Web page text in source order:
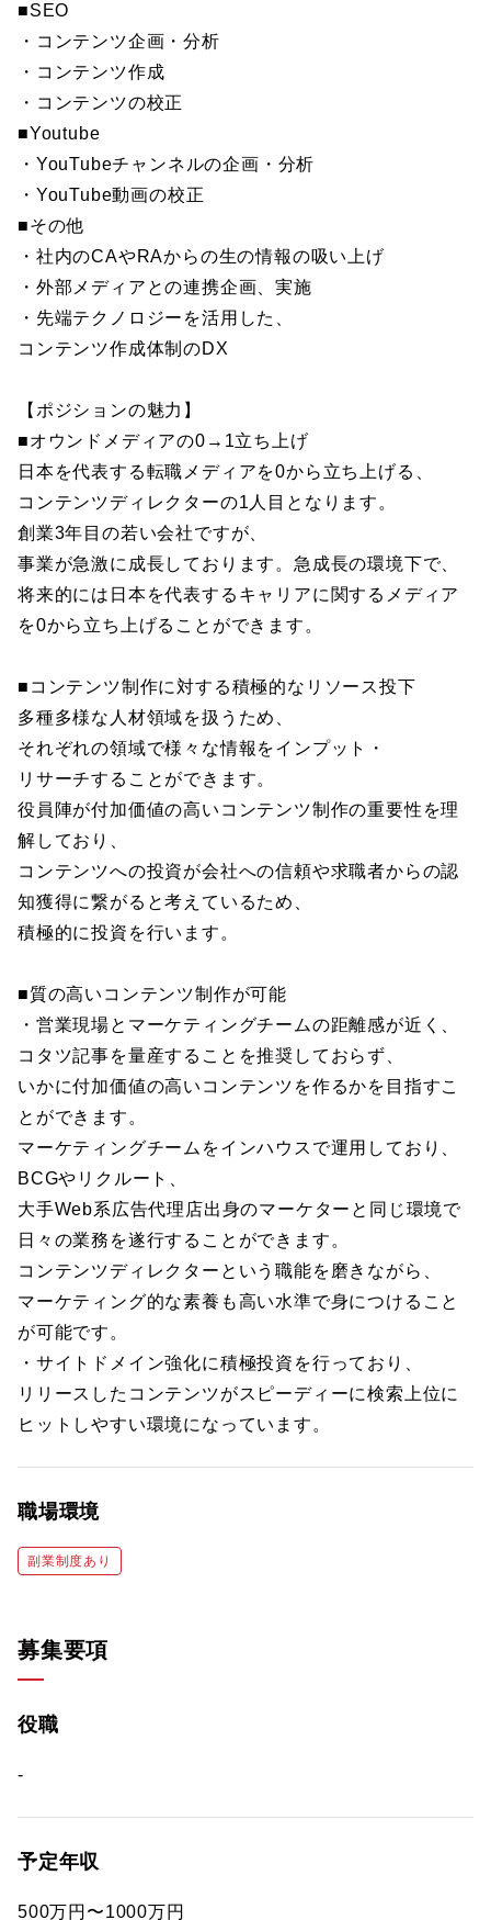
■SEO
・コンテンツ企画・分析
・コンテンツ作成
・コンテンツの校正
■Youtube
・YouTubeチャンネルの企画・分析
・YouTube動画の校正
■その他
・社内のCAやRAからの生の情報の吸い上げ
・外部メディアとの連携企画、実施
・先端テクノロジーを活用した、
コンテンツ作成体制のDX
【ポジションの魅力】
■オウンドメディアの0→1立ち上げ
日本を代表する転職メディアを0から立ち上げる、
コンテンツディレクターの1人目となります。
創業3年目の若い会社ですが、
事業が急激に成長しております。急成長の環境下で、
将来的には日本を代表するキャリアに関するメディア
を0から立ち上げることができます。
■コンテンツ制作に対する積極的なリソース投下
多種多様な人材領域を扱うため、
それぞれの領域で様々な情報をインプット・
リサーチすることができます。
役員陣が付加価値の高いコンテンツ制作の重要性を理
解しており、
コンテンツへの投資が会社への信頼や求職者からの認
知獲得に繋がると考えているため、
積極的に投資を行います。
■質の高いコンテンツ制作が可能
・営業現場とマーケティングチームの距離感が近く、
コタツ記事を量産することを推奨しておらず、
いかに付加価値の高いコンテンツを作るかを目指すこ
とができます。
マーケティングチームをインハウスで運用しており、
BCGやリクルート、
大手Web系広告代理店出身のマーケターと同じ環境で
日々の業務を遂行することができます。
コンテンツディレクターという職能を磨きながら、
マーケティング的な素養も高い水準で身につけること
が可能です。
・サイトドメイン強化に積極投資を行っており、
リリースしたコンテンツがスピーディーに検索上位に
ヒットしやすい環境になっています。
職場環境
副業制度あり
募集要項
役職
-
予定年収
500万円〜1000万円